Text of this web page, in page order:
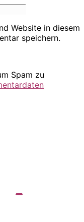
Website in diesem
speichern.
Spam zu